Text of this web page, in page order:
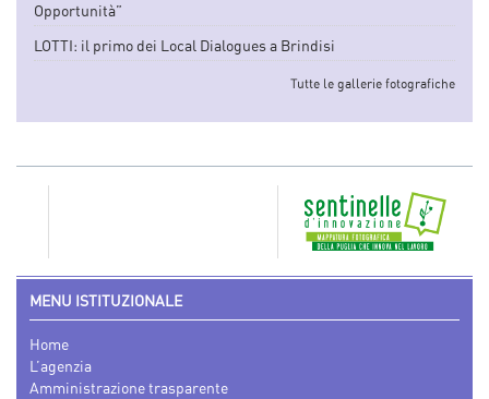
Opportunità”
LOTTI: il primo dei Local Dialogues a Brindisi
Tutte le gallerie fotografiche
MENU ISTITUZIONALE
Home
L’agenzia
Amministrazione trasparente